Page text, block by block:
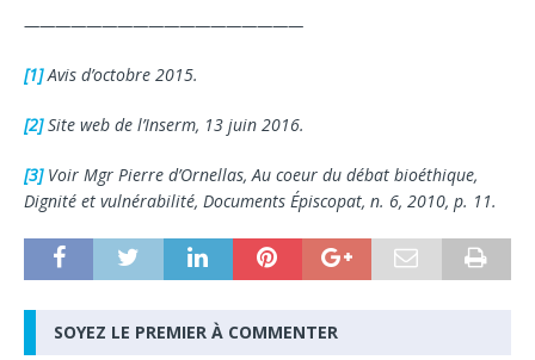
——————————————————
[1]Avis d’octobre 2015.
[2]Site web de l’Inserm, 13 juin 2016.
[3]Voir Mgr Pierre d’Ornellas, Au coeur du débat bioéthique,
Dignité et vulnérabilité, Documents Épiscopat, n. 6, 2010, p. 11.
SOYEZ LE PREMIER À COMMENTER